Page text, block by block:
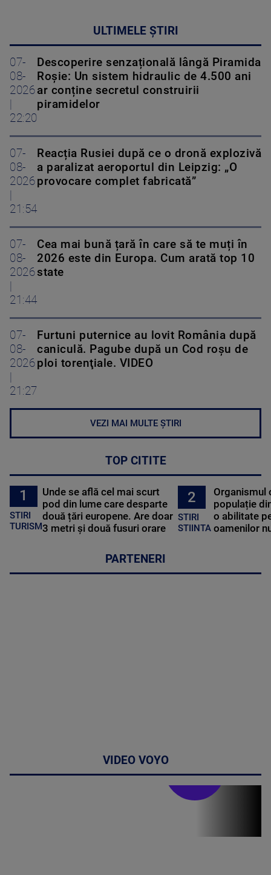
ULTIMELE ȘTIRI
07-
08-
2026
22:20
Descoperire senzațională lângă Piramida
Roșie: Un sistem hidraulic de 4.500 ani
ar conține secretul construirii
piramidelor
07-
08-
2026
21:54
Reacția Rusiei după ce o dronă explozivă
a paralizat aeroportul din Leipzig: „O
provocare complet fabricată”
07-
08-
2026
21:44
Cea mai bună țară în care să te muți în
2026 este din Europa. Cum arată top 10
state
07-
08-
2026
21:27
Furtuni puternice au lovit România după
caniculă. Pagube după un Cod roşu de
ploi torenţiale. VIDEO
VEZI MAI MULTE ȘTIRI
TOP CITITE
1
STIRI
TURISM
Unde se află cel mai scurt
pod din lume care desparte
două țări europene. Are doar
3 metri și două fusuri orare
2
STIRI
STIINTA
Organismul
populație
o abilitate
oamenilor
PARTENERI
VIDEO VOYO